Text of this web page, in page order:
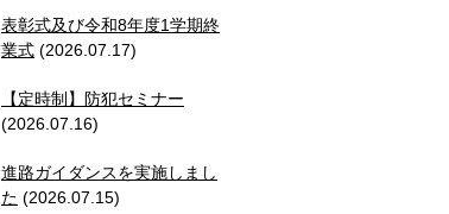
表彰式及び令和8年度1学期終
業式 (2026.07.17)
【定時制】防犯セミナー
(2026.07.16)
進路ガイダンスを実施しまし
た (2026.07.15)